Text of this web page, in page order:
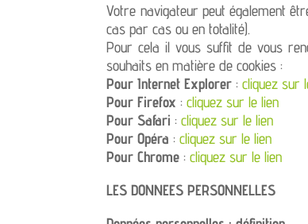
Votre navigateur peut également
cas par cas ou en totalité).
Pour cela il vous suffit de vous
souhaits en matière de cookies :
Pour Internet Explorer :cliquez sur
Pour Firefox :cliquez sur le lien
Pour Safari :cliquez sur le lien
Pour Opéra :cliquez sur le lien
Pour Chrome :cliquez sur le lien
LES DONNEES PERSONNELLES